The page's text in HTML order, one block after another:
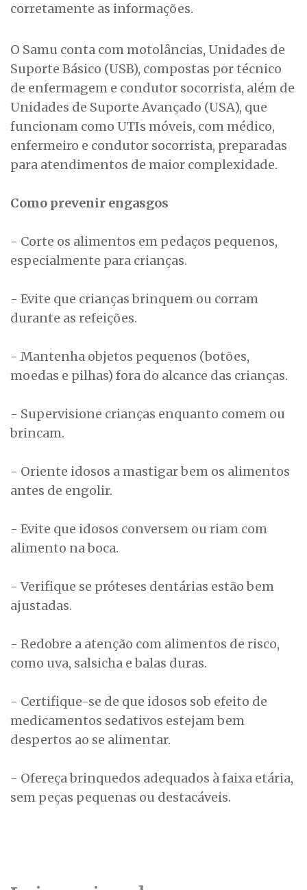
corretamente as informações.
O Samu conta com motolâncias, Unidades de
Suporte Básico (USB), compostas por técnico
de enfermagem e condutor socorrista, além de
Unidades de Suporte Avançado (USA), que
funcionam como UTIs móveis, com médico,
enfermeiro e condutor socorrista, preparadas
para atendimentos de maior complexidade.
Como prevenir engasgos
- Corte os alimentos em pedaços pequenos,
especialmente para crianças.
- Evite que crianças brinquem ou corram
durante as refeições.
- Mantenha objetos pequenos (botões,
moedas e pilhas) fora do alcance das crianças.
- Supervisione crianças enquanto comem ou
brincam.
- Oriente idosos a mastigar bem os alimentos
antes de engolir.
- Evite que idosos conversem ou riam com
alimento na boca.
- Verifique se próteses dentárias estão bem
ajustadas.
- Redobre a atenção com alimentos de risco,
como uva, salsicha e balas duras.
- Certifique-se de que idosos sob efeito de
medicamentos sedativos estejam bem
despertos ao se alimentar.
- Ofereça brinquedos adequados à faixa etária,
sem peças pequenas ou destacáveis.